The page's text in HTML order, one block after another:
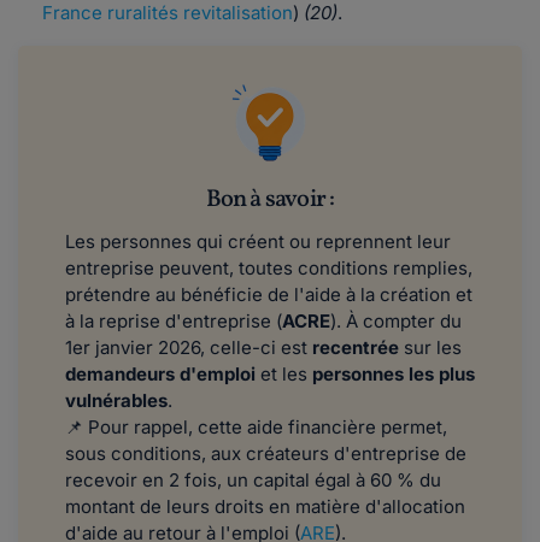
France ruralités revitalisation) (20).
Bon à savoir :
Les personnes qui créent ou reprennent leur
entreprise peuvent, toutes conditions remplies,
prétendre au bénéficie de l'aide à la création et
à la reprise d'entreprise (ACRE). À compter du
1er janvier 2026, celle-ci est recentrée sur les
demandeurs d'emploi et les personnes les plus
vulnérables.
📌 Pour rappel, cette aide financière permet,
sous conditions, aux créateurs d'entreprise de
recevoir en 2 fois, un capital égal à 60 % du
montant de leurs droits en matière d'allocation
d'aide au retour à l'emploi (ARE).